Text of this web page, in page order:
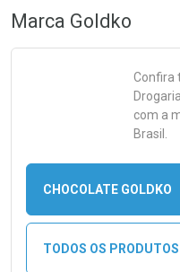
Marca Goldko
Confira
com a
Brasil.
CHOCOLATE GOLDKO
TODOS OS